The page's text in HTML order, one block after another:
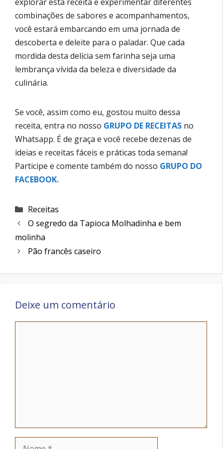
combinações de sabores e acompanhamentos,
você estará embarcando em uma jornada de
descoberta e deleite para o paladar. Que cada
mordida desta delícia sem farinha seja uma
lembrança vívida da beleza e diversidade da
culinária.
Se você, assim como eu, gostou muito dessa
receita, entra no nosso GRUPO DE RECEITAS no
Whatsapp. É de graça e você recebe dezenas de
ideias e receitas fáceis e práticas toda semana!
Participe e comente também do nosso GRUPO DO
FACEBOOK.
Categorias
Receitas
O segredo da Tapioca Molhadinha e bem
molinha
Pão francês caseiro
Deixe um comentário
Nome